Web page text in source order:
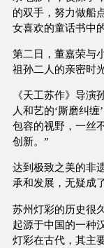
的双手，努力做船
女喜欢的童话书中
第二日，董嘉荣与
祖孙二人的亲密时光
《天工苏作》导演
人和艺的‘厮磨纠
包容的视野，一丝
创新。”
达到极致之美的非
承和发展，无疑成
苏州灯彩的历史很
起源于中国的一种
灯彩在古代，其主